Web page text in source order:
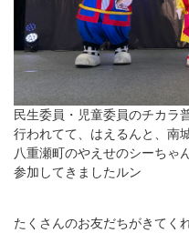
民生委員・児童委員のチカラ
行われてて、はえるんと、南
八重瀬町のやえせのシーちゃ
参加してきましたルン
たくさんのお友だちがきてく